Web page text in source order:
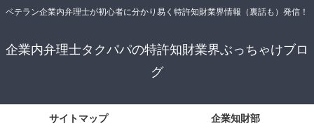
ベテラン企業内弁理士が初心者に分かり易く特許知財業界情報（裏話も）発信！
企業内弁理士タクパパの特許知財業界ぶっちゃけブロ
グ
サイトマップ 企業知財部